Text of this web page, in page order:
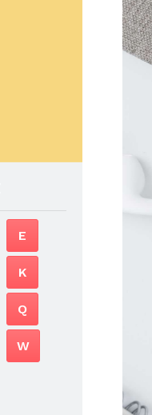
E
K
Q
W